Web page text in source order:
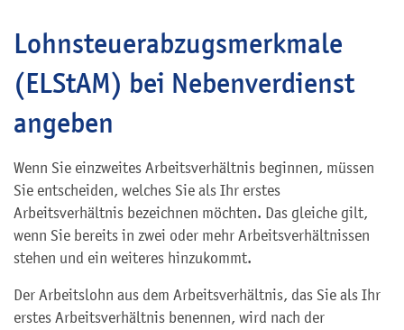
Lohnsteuerabzugsmerkmale
(ELStAM) bei Nebenverdienst
angeben
Wenn Sie einzweites Arbeitsverhältnis beginnen, müssen
Sie entscheiden, welches Sie als Ihr erstes
Arbeitsverhältnis bezeichnen möchten. Das gleiche gilt,
wenn Sie bereits in zwei oder mehr Arbeitsverhältnissen
stehen und ein weiteres hinzukommt.
Der Arbeitslohn aus dem Arbeitsverhältnis, das Sie als Ihr
erstes Arbeitsverhältnis benennen, wird nach der